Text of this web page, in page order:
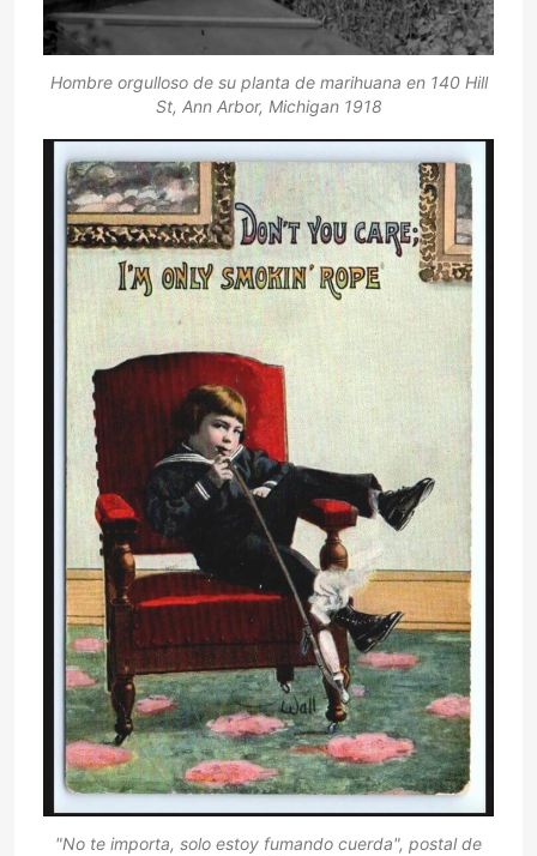
Hombre orgulloso de su planta de marihuana en 140 Hill
St, Ann Arbor, Michigan 1918
"No te importa, solo estoy fumando cuerda", postal de